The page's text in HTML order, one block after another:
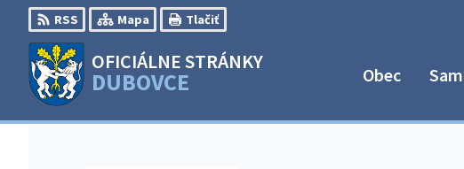
Preskočiť
na
obsah
RSS Mapa Tlačiť
OFICIÁLNE STRÁNKY
DUBOVCE Obec